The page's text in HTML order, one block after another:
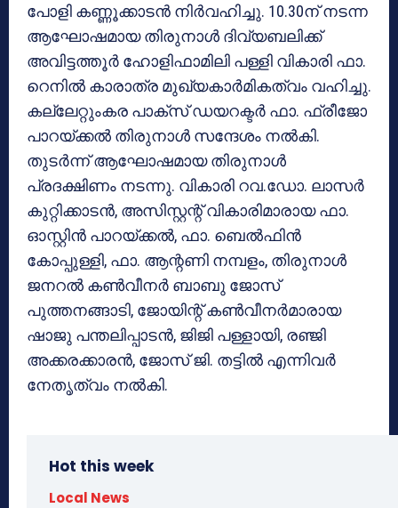
പോളി കണ്ണൂക്കാടന്‍ നിര്‍വഹിച്ചു. 10.30ന് നടന്ന
ആഘോഷമായ തിരുനാള്‍ ദിവ്യബലിക്ക്
അവിട്ടത്തൂര്‍ ഹോളിഫാമിലി പള്ളി വികാരി ഫാ.
റെനില്‍ കാരാത്ര മുഖ്യകാര്‍മികത്വം വഹിച്ചു.
കല്ലേറ്റുംകര പാക്സ് ഡയറക്ടര്‍ ഫാ. ഫ്രീജോ
പാറയ്ക്കല്‍ തിരുനാള്‍ സന്ദേശം നല്‍കി.
തുടര്‍ന്ന് ആഘോഷമായ തിരുനാള്‍
പ്രദക്ഷിണം നടന്നു. വികാരി റവ.ഡോ. ലാസര്‍
കുറ്റിക്കാടന്‍, അസിസ്റ്റന്റ് വികാരിമാരായ ഫാ.
ഓസ്റ്റിന്‍ പാറയ്ക്കല്‍, ഫാ. ബെല്‍ഫിന്‍
കോപ്പുള്ളി, ഫാ. ആന്റണി നമ്പളം, തിരുനാള്‍
ജനറല്‍ കണ്‍വീനര്‍ ബാബു ജോസ്
പുത്തനങ്ങാടി, ജോയിന്റ് കണ്‍വീനര്‍മാരായ
ഷാജു പന്തലിപ്പാടന്‍, ജിജി പള്ളായി, രഞ്ജി
അക്കരക്കാരന്‍, ജോസ് ജി. തട്ടില്‍ എന്നിവര്‍
നേതൃത്വം നല്‍കി.
Hot this week
Local News